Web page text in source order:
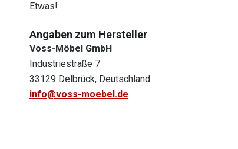
Etwas!
Angaben zum Hersteller
Voss-Möbel GmbH
Industriestraße 7
33129 Delbrück, Deutschland
info@voss-moebel.de